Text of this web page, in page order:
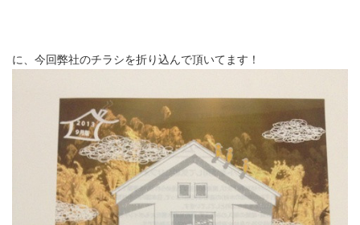
に、今回弊社のチラシを折り込んで頂いてます！